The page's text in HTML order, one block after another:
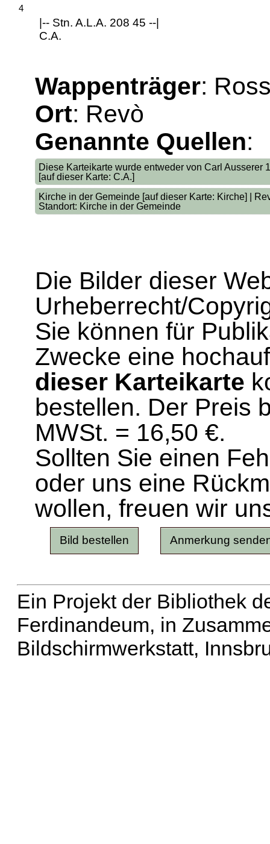
4
|-- Stn. A.L.A. 208 45 --|
C.A.
Wappenträger:
Ort: Revò
Genannte Quellen:
Diese Karteikarte wurde entweder von Carl Ausserer
[auf dieser Karte: C.A.]
Kirche in der Gemeinde [auf dieser Karte: Kirche] |
Standort: Kirche in der Gemeinde
Die Bilder dieser
Urheberrecht/
Sie können für
Zwecke eine
dieser Karteikarte
bestellen. Der Preis
MWSt. = 16,50 €.
Sollten Sie einen
oder uns eine
wollen, freuen wir
Ein Projekt der Bibliothek
Ferdinandeum, in
Bildschirmwerkstatt,